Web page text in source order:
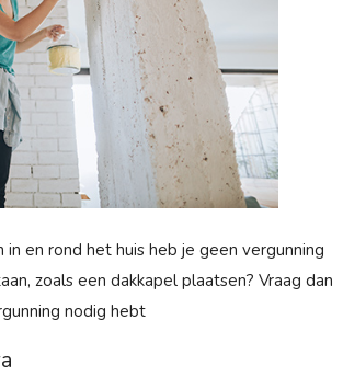
in en rond het huis heb je geen vergunning
zoals een dakkapel plaatsen? Vraag dan
nodig hebt